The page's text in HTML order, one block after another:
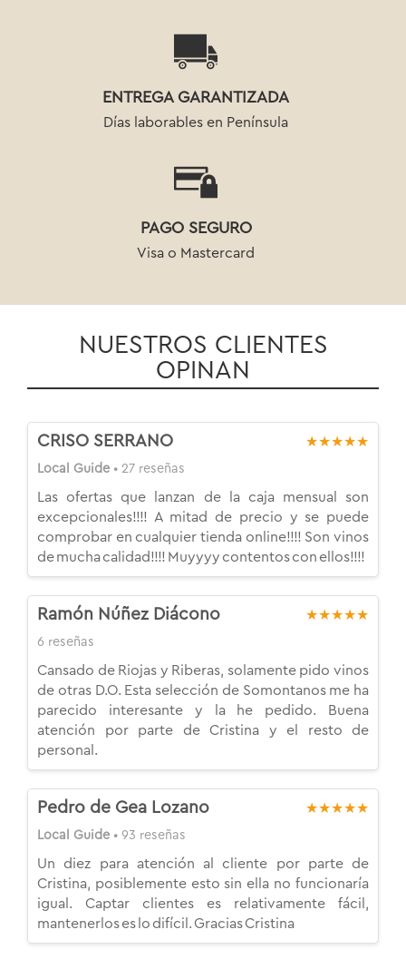
ENTREGA GARANTIZADA
Días laborables en Península
PAGO SEGURO
Visa o Mastercard
NUESTROS CLIENTES
OPINAN
CRISO SERRANO ★★★★★
Local Guide • 27 reseñas
Las ofertas que lanzan de la caja mensual son
excepcionales!!!! A mitad de precio y se puede
comprobar en cualquier tienda online!!!! Son vinos
de mucha calidad!!!! Muyyyy contentos con ellos!!!!
Ramón Núñez Diácono ★★★★★
6 reseñas
Cansado de Riojas y Riberas, solamente pido vinos
de otras D.O. Esta selección de Somontanos me ha
parecido interesante y la he pedido. Buena
atención por parte de Cristina y el resto de
personal.
Pedro de Gea Lozano ★★★★★
Local Guide • 93 reseñas
Un diez para atención al cliente por parte de
Cristina, posiblemente esto sin ella no funcionaría
igual. Captar clientes es relativamente fácil,
mantenerlos es lo difícil. Gracias Cristina